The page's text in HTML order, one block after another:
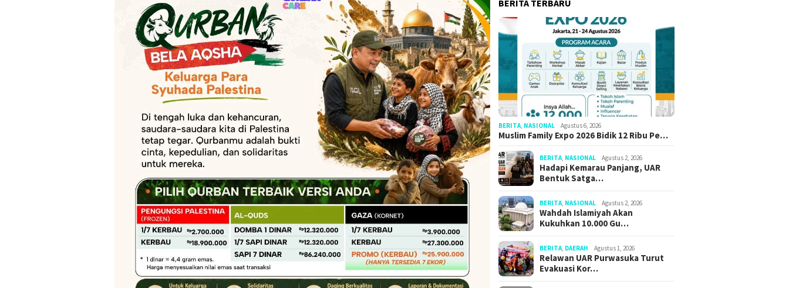
BERITA TERBARU
BERITA NASIONAL Agustus 6, 2026
Muslim Family Expo 2026 Bidik 12 Ribu Pe…
BERITA NASIONAL Agustus 2, 2026
Hadapi Kemarau Panjang, UAR
Bentuk Satga…
BERITA NASIONAL Agustus 2, 2026
Wahdah Islamiyah Akan
Kukuhkan 10.000 Gu…
BERITA DAERAH Agustus 1, 2026
Relawan UAR Purwasuka Turut
Evakuasi Kor…